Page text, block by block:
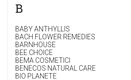
B
BABY ANTHYLLIS
BACH FLOWER REMEDIES
BARNHOUSE
BEE CHOICE
BEMA COSMETICI
BENECOS NATURAL CARE
BIO PLANETE